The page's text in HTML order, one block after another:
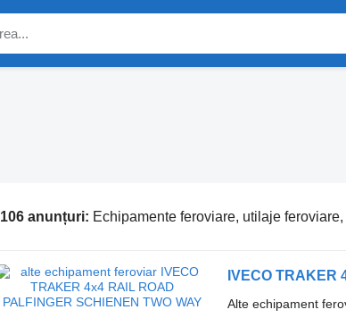
106 anunțuri: Echipamente feroviare, utilaje
IVECO TRAKER
Alte echipament